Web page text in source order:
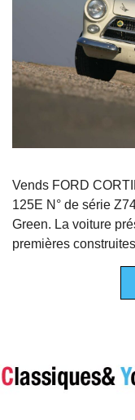
Vends FORD
125E N° de série
Green. La voiture
premières